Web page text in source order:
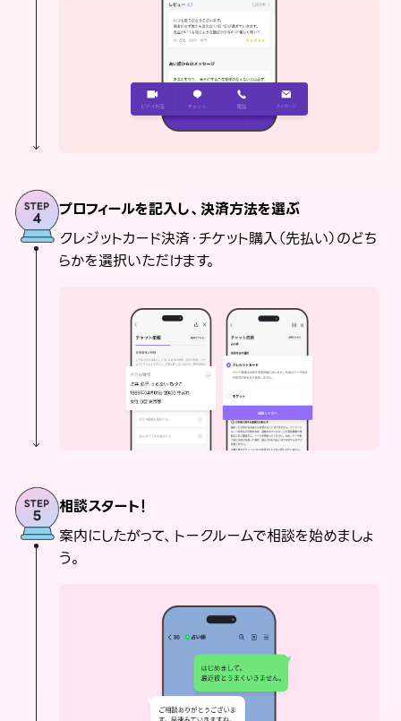
プロフィールを記入し、決済方法を選ぶ
クレジットカード決済・チケット購入（先払い）のどち
らかを選択いただけます。
相談スタート！
案内にしたがって、トークルームで相談を始めましょ
う。